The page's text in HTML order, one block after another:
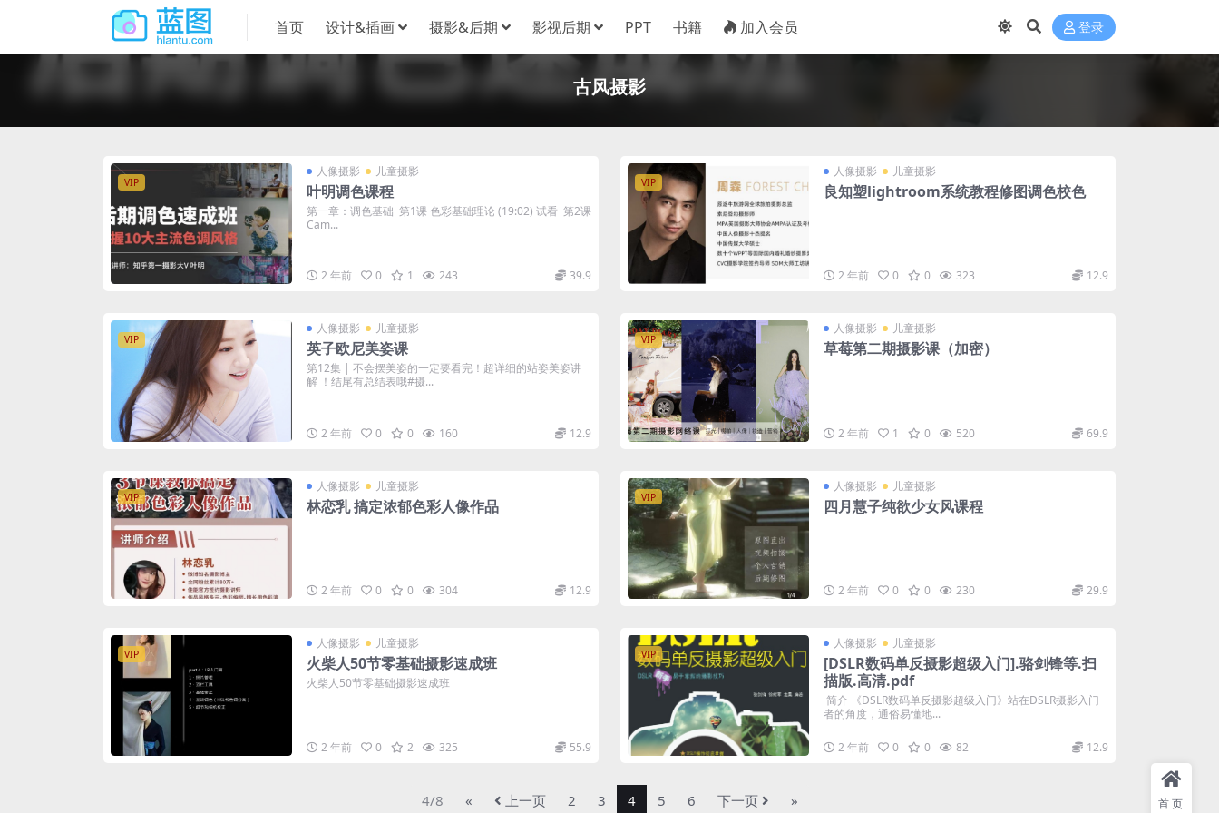
首页 设计&插画 摄影&后期 影视后期 PPT 书籍 加入会员 登录
古风摄影
VIP
人像摄影 儿童摄影
叶明调色课程
第一章：调色基础 第1课 色彩基础理论 (19:02) 试看 第2课
Cam...
2 年前 0 1 243 39.9
VIP
人像摄影 儿童摄影
良知塑lightroom系统教程修图调色校色
2 年前 0 0 323 12.9
VIP
人像摄影 儿童摄影
英子欧尼美姿课
第12集 | 不会摆美姿的一定要看完！超详细的站姿美姿讲
解 ！结尾有总结表哦#摄...
2 年前 0 0 160 12.9
VIP
人像摄影 儿童摄影
草莓第二期摄影课（加密）
2 年前 1 0 520 69.9
VIP
人像摄影 儿童摄影
林恋乳 搞定浓郁色彩人像作品
2 年前 0 0 304 12.9
VIP
人像摄影 儿童摄影
四月慧子纯欲少女风课程
2 年前 0 0 230 29.9
VIP
人像摄影 儿童摄影
火柴人50节零基础摄影速成班
火柴人50节零基础摄影速成班
2 年前 0 2 325 55.9
VIP
人像摄影 儿童摄影
[DSLR数码单反摄影超级入门].骆剑锋等.扫
描版.高清.pdf
简介 《DSLR数码单反摄影超级入门》站在DSLR摄影入门
者的角度，通俗易懂地...
2 年前 0 0 82 12.9
4/8 « 上一页 2 3 4 5 6 下一页 » 首页